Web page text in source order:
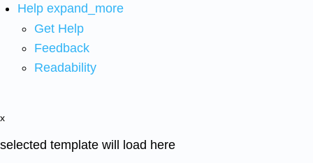
Help expand_more
Get Help
Feedback
Readability
x
selected template will load here